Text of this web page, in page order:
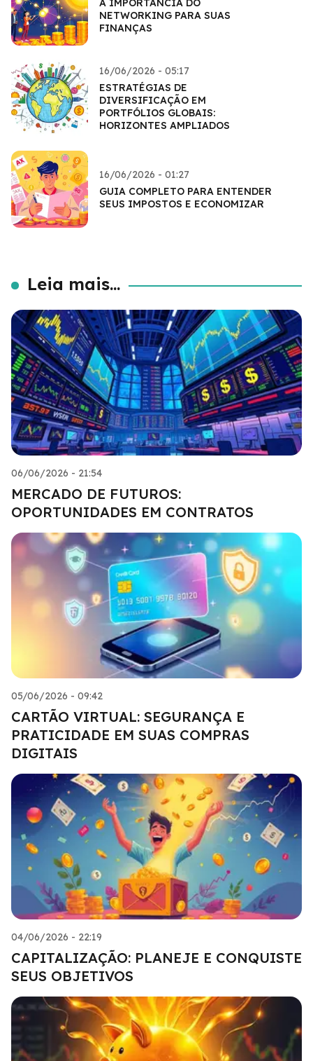
A IMPORTÂNCIA DO
NETWORKING PARA SUAS
FINANÇAS
16/06/2026 - 05:17
ESTRATÉGIAS DE
DIVERSIFICAÇÃO EM
PORTFÓLIOS GLOBAIS:
HORIZONTES AMPLIADOS
16/06/2026 - 01:27
GUIA COMPLETO PARA ENTENDER
SEUS IMPOSTOS E ECONOMIZAR
Leia mais...
06/06/2026 - 21:54
MERCADO DE FUTUROS:
OPORTUNIDADES EM CONTRATOS
05/06/2026 - 09:42
CARTÃO VIRTUAL: SEGURANÇA E
PRATICIDADE EM SUAS COMPRAS
DIGITAIS
04/06/2026 - 22:19
CAPITALIZAÇÃO: PLANEJE E CONQUISTE
SEUS OBJETIVOS